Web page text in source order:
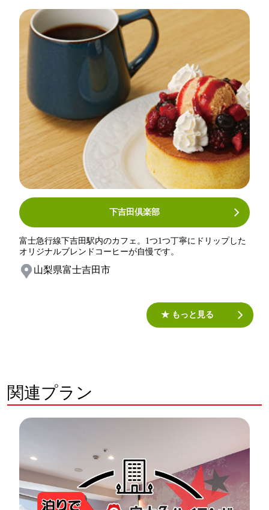
下吉田倶楽部
富士急行線下吉田駅内のカフェ。1つ1つ丁寧にドリップした
オリジナルブレンドコーヒーが自慢です。
山梨県富士吉田市
★ もっと見る
関連プラン